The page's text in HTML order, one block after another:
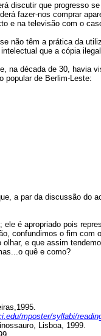
discutir que progresso
fazer-nos comprar
e na televisão com o
não têm a prática da
que a cópia
na década de 30,
popular de Berlim-Leste:
a par da discussão
é apropriado pois
confundimos o fim
e que assim
quê e como?
mposter/syllabi/
Lisboa, 1999.